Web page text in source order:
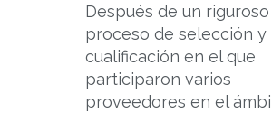
Después de un riguroso
proceso de selección y
cualificación en el que
participaron varios
proveedores en el